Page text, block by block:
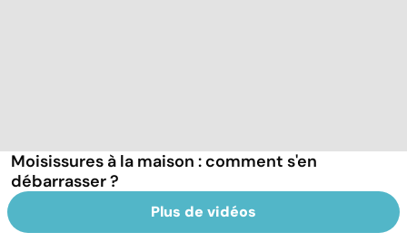
Moisissures à la maison : comment s'en
débarrasser ?
Plus de vidéos